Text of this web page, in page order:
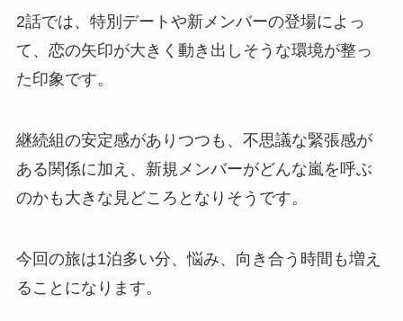
2話では、特別デートや新メンバーの登場によっ
て、恋の矢印が大きく動き出しそうな環境が整っ
た印象です。
継続組の安定感がありつつも、不思議な緊張感が
ある関係に加え、新規メンバーがどんな嵐を呼ぶ
のかも大きな見どころとなりそうです。
今回の旅は1泊多い分、悩み、向き合う時間も増え
ることになります。